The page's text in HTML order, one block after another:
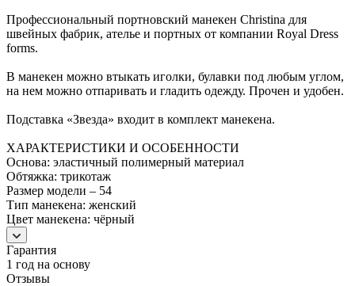
Профессиональный портновский манекен Christina для
швейных фабрик, ателье и портных от компании Royal Dress
forms.
В манекен можно втыкать иголки, булавки под любым углом,
на нем можно отпаривать и гладить одежду. Прочен и удобен.
Подставка «Звезда» входит в комплект манекена.
ХАРАКТЕРИСТИКИ И ОСОБЕННОСТИ
Основа: эластичный полимерный материал
Обтяжка: трикотаж
Размер модели – 54
Тип манекена: женский
Цвет манекена: чёрный
Гарантия
1 год на основу
Отзывы